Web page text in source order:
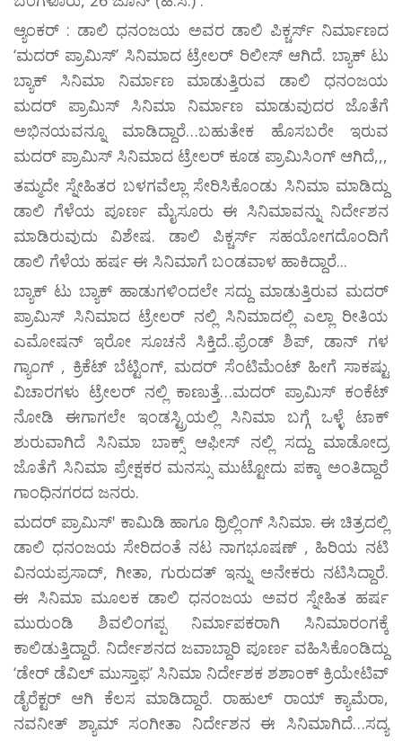
ಆ್ಯಂಕರ್ : ಡಾಲಿ ಧನಂಜಯ ಅವರ ಡಾಲಿ ಪಿಕ್ಚರ್ಸ್ ನಿರ್ಮಾಣದ
‘ಮದರ್ ಪ್ರಾಮಿಸ್’ ಸಿನಿಮಾದ ಟ್ರೇಲರ್ ರಿಲೀಸ್ ಆಗಿದೆ. ಬ್ಯಾಕ್ ಟು
ಬ್ಯಾಕ್ ಸಿನಿಮಾ ನಿರ್ಮಾಣ ಮಾಡುತ್ತಿರುವ ಡಾಲಿ ಧನಂಜಯ
ಮದರ್ ಪ್ರಾಮಿಸ್ ಸಿನಿಮಾ ನಿರ್ಮಾಣ ಮಾಡುವುದರ ಜೊತೆಗೆ
ಅಭಿನಯವನ್ನೂ ಮಾಡಿದ್ದಾರೆ…ಬಹುತೇಕ ಹೊಸಬರೇ ಇರುವ
ಮದರ್ ಪ್ರಾಮಿಸ್ ಸಿನಿಮಾದ ಟ್ರೇಲರ್ ಕೂಡ ಪ್ರಾಮಿಸಿಂಗ್ ಆಗಿದೆ,,,
ತಮ್ಮದೇ ಸ್ನೇಹಿತರ ಬಳಗವೆಲ್ಲಾ ಸೇರಿಸಿಕೊಂಡು ಸಿನಿಮಾ ಮಾಡಿದ್ದು
ಡಾಲಿ ಗೆಳೆಯ ಪೂರ್ಣ ಮೈಸೂರು ಈ ಸಿನಿಮಾವನ್ನು ನಿರ್ದೇಶನ
ಮಾಡಿರುವುದು ವಿಶೇಷ. ಡಾಲಿ ಪಿಕ್ಚರ್ಸ್ ಸಹಯೋಗದೊಂದಿಗೆ
ಡಾಲಿ ಗೆಳೆಯ ಹರ್ಷ ಈ ಸಿನಿಮಾಗೆ ಬಂಡವಾಳ ಹಾಕಿದ್ದಾರೆ...
ಬ್ಯಾಕ್ ಟು ಬ್ಯಾಕ್ ಹಾಡುಗಳಿಂದಲೇ ಸದ್ದು ಮಾಡುತ್ತಿರುವ ಮದರ್
ಪ್ರಾಮಿಸ್ ಸಿನಿಮಾದ ಟ್ರೇಲರ್ ನಲ್ಲಿ ಸಿನಿಮಾದಲ್ಲಿ ಎಲ್ಲಾ ರೀತಿಯ
ಎಮೋಷನ್ ಇರೋ ಸೂಚನೆ ಸಿಕ್ತಿದೆ..ಫ್ರೆಂಡ್ ಶಿಪ್, ಡಾನ್ ಗಳ
ಗ್ಯಾಂಗ್ , ಕ್ರಿಕೆಟ್ ಬೆಟ್ಟಿಂಗ್, ಮದರ್ ಸೆಂಟಿಮೆಂಟ್ ಹೀಗೆ ಸಾಕಷ್ಟು
ವಿಚಾರಗಳು ಟ್ರೇಲರ್ ನಲ್ಲಿ ಕಾಣುತ್ತೆ…ಮದರ್ ಪ್ರಾಮಿಸ್ ಕಂಕೆಟ್
ನೋಡಿ ಈಗಾಗಲೇ ಇಂಡಸ್ಟ್ರಿಯಲ್ಲಿ ಸಿನಿಮಾ ಬಗ್ಗೆ ಒಳ್ಳೆ ಟಾಕ್
ಶುರುವಾಗಿದೆ ಸಿನಿಮಾ ಬಾಕ್ಸ್ ಆಫೀಸ್ ನಲ್ಲಿ ಸದ್ದು ಮಾಡೋದ್ರ
ಜೊತೆಗೆ ಸಿನಿಮಾ ಪ್ರೇಕ್ಷಕರ ಮನಸ್ಸು ಮುಟ್ಟೋದು ಪಕ್ಕಾ ಅಂತಿದ್ದಾರೆ
ಗಾಂಧಿನಗರದ ಜನರು.
ಮದರ್ ಪ್ರಾಮಿಸ್' ಕಾಮಿಡಿ ಹಾಗೂ ಥ್ರಿಲ್ಲಿಂಗ್ ಸಿನಿಮಾ. ಈ ಚಿತ್ರದಲ್ಲಿ
ಡಾಲಿ ಧನಂಜಯ ಸೇರಿದಂತೆ ನಟ ನಾಗಭೂಷಣ್ , ಹಿರಿಯ ನಟಿ
ವಿನಯಪ್ರಸಾದ್, ಗೀತಾ, ಗುರುದತ್ ಇನ್ನು ಅನೇಕರು ನಟಿಸಿದ್ದಾರೆ.
ಈ ಸಿನಿಮಾ ಮೂಲಕ ಡಾಲಿ ಧನಂಜಯ ಅವರ ಸ್ನೇಹಿತ ಹರ್ಷ
ಮುರುಂಡಿ ಶಿವಲಿಂಗಪ್ಪ ನಿರ್ಮಾಪಕರಾಗಿ ಸಿನಿಮಾರಂಗಕ್ಕೆ
ಕಾಲಿಡುತ್ತಿದ್ದಾರೆ. ನಿರ್ದೇಶನದ ಜವಾಬ್ದಾರಿ ಪೂರ್ಣ ವಹಿಸಿಕೊಂಡಿದ್ದು
‘ಡೇರ್ ಡೆವಿಲ್ ಮುಸ್ತಾಫ’ ಸಿನಿಮಾ ನಿರ್ದೇಶಕ ಶಶಾಂಕ್ ಕ್ರಿಯೇಟಿವ್
ಡೈರೆಕ್ಟರ್ ಆಗಿ ಕೆಲಸ ಮಾಡಿದ್ದಾರೆ. ರಾಹುಲ್ ರಾಯ್ ಕ್ಯಾಮೆರಾ,
ನವನೀತ್ ಶ್ಯಾಮ್ ಸಂಗೀತಾ ನಿರ್ದೇಶನ ಈ ಸಿನಿಮಾಗಿದೆ…ಸದ್ಯ